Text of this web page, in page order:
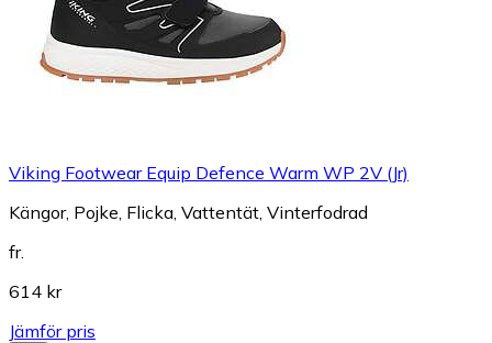
Viking Footwear Equip Defence Warm WP 2V (Jr)
Kängor, Pojke, Flicka, Vattentät, Vinterfodrad
fr.
614 kr
Jämför pris